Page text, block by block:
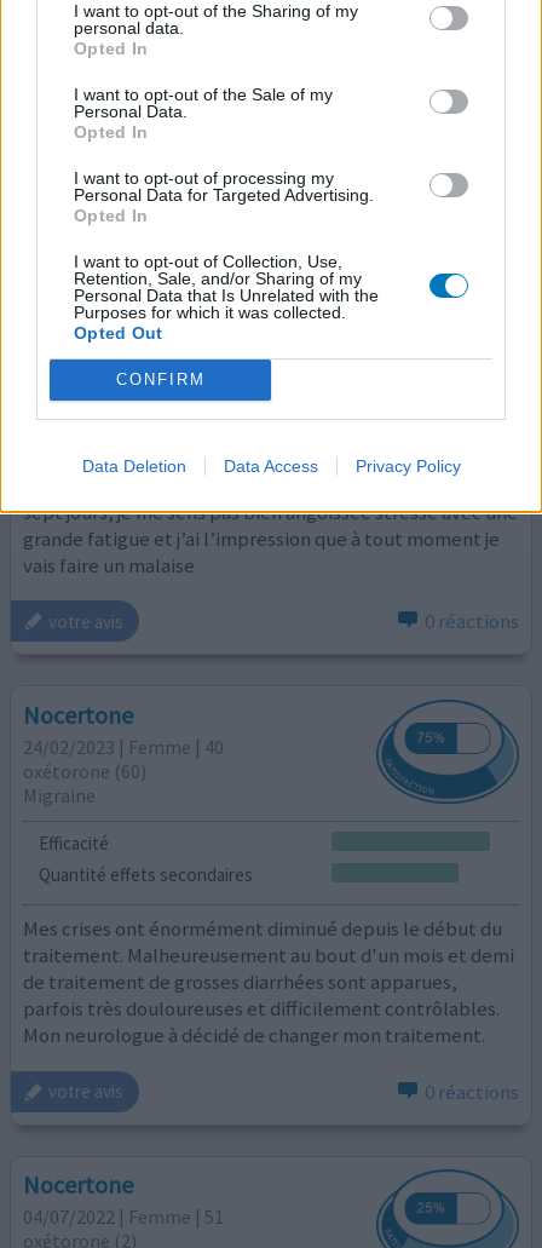
I want to opt-out of the Sharing of my
personal data.
Opted In
I want to opt-out of the Sale of my
Personal Data.
Opted In
I want to opt-out of processing my
Personal Data for Targeted Advertising.
Opted In
I want to opt-out of Collection, Use,
Retention, Sale, and/or Sharing of my
Personal Data that Is Unrelated with the
Purposes for which it was collected.
Opted Out
CONFIRM
Data Deletion Data Access Privacy Policy
quotidien, vertiges, déprime et angoisse le matin... Et
prise de poids (6 kg) et de la poitrine en presque 3 mois.
ayant trop un impact negatif sur le quotidien
24/03/2023 | Homme | 25
oxétorone (60)
Migraine
Quantité effets secondaires
J’ai commencé à prendre ses traitements car j’avais des
sept jours, je me sens pas bien angoissée stressé avec une
grande fatigue et j’ai l’impression que à tout moment je
vais faire un malaise
votre avis 0 réactions
Nocertone
24/02/2023 | Femme | 40
oxétorone (60)
Migraine
Efficacité
Quantité effets secondaires
Mes crises ont énormément diminué depuis le début du
traitement. Malheureusement au bout d'un mois et demi
de traitement de grosses diarrhées sont apparues,
parfois très douloureuses et difficilement contrôlables.
Mon neurologue à décidé de changer mon traitement.
votre avis 0 réactions
Nocertone
04/07/2022 | Femme | 51
oxétorone (2)